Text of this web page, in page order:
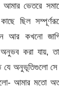
আমার ভেতরে
ছিল
আর কখনো
করা যায়,
যে অনুভূতিগুলো
আমার মতো অত